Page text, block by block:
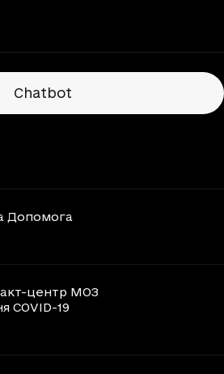
Chatbot
Допомога
центр МОЗ
COVID-19